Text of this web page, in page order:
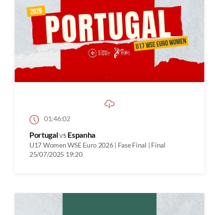
01:46:02
Portugalvs Espanha
U17 Women WSE Euro 2026 | Fase Final | Final
25/07/2025 19:20